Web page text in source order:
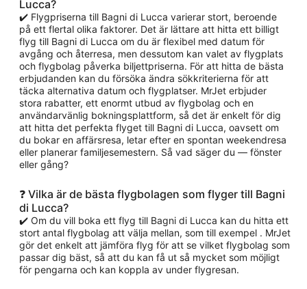
Lucca?
✔️ Flygpriserna till Bagni di Lucca varierar stort, beroende
på ett flertal olika faktorer. Det är lättare att hitta ett billigt
flyg till Bagni di Lucca om du är flexibel med datum för
avgång och återresa, men dessutom kan valet av flygplats
och flygbolag påverka biljettpriserna. För att hitta de bästa
erbjudanden kan du försöka ändra sökkriterierna för att
täcka alternativa datum och flygplatser. MrJet erbjuder
stora rabatter, ett enormt utbud av flygbolag och en
användarvänlig bokningsplattform, så det är enkelt för dig
att hitta det perfekta flyget till Bagni di Lucca, oavsett om
du bokar en affärsresa, letar efter en spontan weekendresa
eller planerar familjesemestern. Så vad säger du — fönster
eller gång?
❓ Vilka är de bästa flygbolagen som flyger till Bagni
di Lucca?
✔️ Om du vill boka ett flyg till Bagni di Lucca kan du hitta ett
stort antal flygbolag att välja mellan, som till exempel . MrJet
gör det enkelt att jämföra flyg för att se vilket flygbolag som
passar dig bäst, så att du kan få ut så mycket som möjligt
för pengarna och kan koppla av under flygresan.